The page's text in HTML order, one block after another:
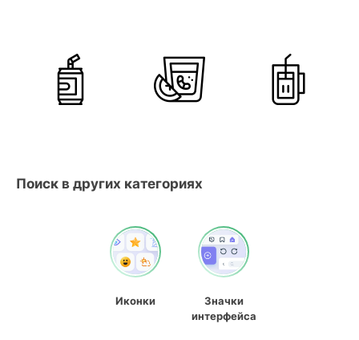
Поиск в других категориях
Иконки
Значки
интерфейса